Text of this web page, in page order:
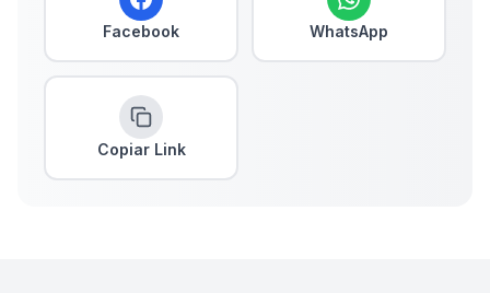
Facebook WhatsApp
Copiar Link